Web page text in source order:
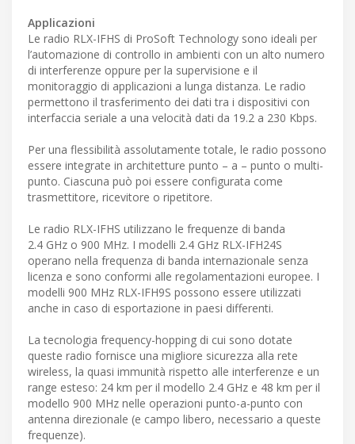
Applicazioni
Le radio RLX-IFHS di ProSoft Technology sono ideali per
l’automazione di controllo in ambienti con un alto numero
di interferenze oppure per la supervisione e il
monitoraggio di applicazioni a lunga distanza. Le radio
permettono il trasferimento dei dati tra i dispositivi con
interfaccia seriale a una velocità dati da 19.2 a 230 Kbps.
Per una flessibilità assolutamente totale, le radio possono
essere integrate in architetture punto – a – punto o multi-
punto. Ciascuna può poi essere configurata come
trasmettitore, ricevitore o ripetitore.
Le radio RLX-IFHS utilizzano le frequenze di banda
2.4 GHz o 900 MHz. I modelli 2.4 GHz RLX-IFH24S
operano nella frequenza di banda internazionale senza
licenza e sono conformi alle regolamentazioni europee. I
modelli 900 MHz RLX-IFH9S possono essere utilizzati
anche in caso di esportazione in paesi differenti.
La tecnologia frequency-hopping di cui sono dotate
queste radio fornisce una migliore sicurezza alla rete
wireless, la quasi immunità rispetto alle interferenze e un
range esteso: 24 km per il modello 2.4 GHz e 48 km per il
modello 900 MHz nelle operazioni punto-a-punto con
antenna direzionale (e campo libero, necessario a queste
frequenze).